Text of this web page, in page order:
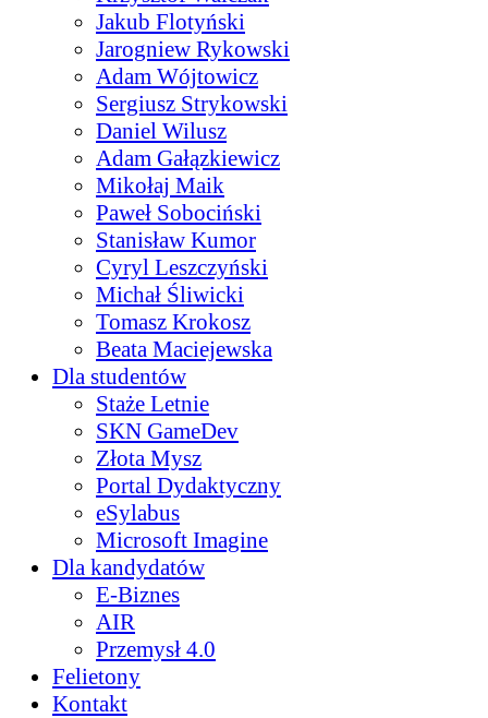
Jakub Flotyński
Jarogniew Rykowski
Adam Wójtowicz
Sergiusz Strykowski
Daniel Wilusz
Adam Gałązkiewicz
Mikołaj Maik
Paweł Sobociński
Stanisław Kumor
Cyryl Leszczyński
Michał Śliwicki
Tomasz Krokosz
Beata Maciejewska
Dla studentów
Staże Letnie
SKN GameDev
Złota Mysz
Portal Dydaktyczny
eSylabus
Microsoft Imagine
Dla kandydatów
E-Biznes
AIR
Przemysł 4.0
Felietony
Kontakt